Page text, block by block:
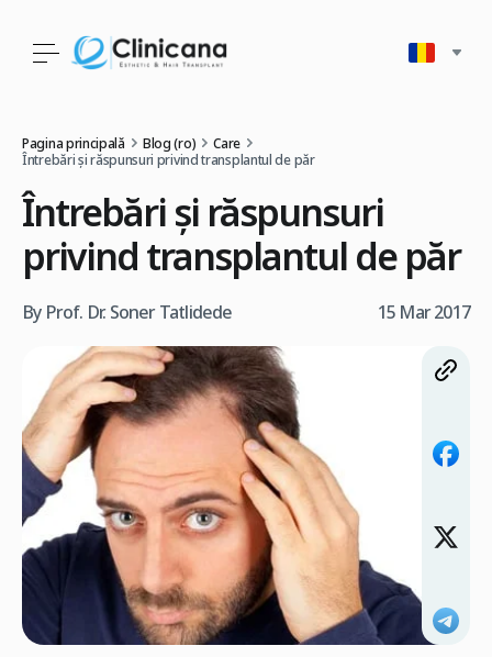
Pagina principală Blog (ro)
Care
Întrebări și răspunsuri privind transplantul de păr
Întrebări și răspunsuri
privind transplantul de păr
By Prof. Dr. Soner Tatlidede 15 Mar 2017